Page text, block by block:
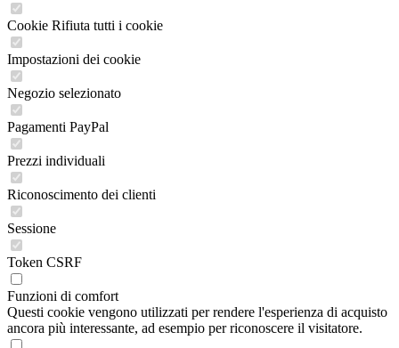
Cookie Rifiuta tutti i cookie
Impostazioni dei cookie
Negozio selezionato
Pagamenti PayPal
Prezzi individuali
Riconoscimento dei clienti
Sessione
Token CSRF
Funzioni di comfort
Questi cookie vengono utilizzati per rendere l'esperienza di acquisto
ancora più interessante, ad esempio per riconoscere il visitatore.